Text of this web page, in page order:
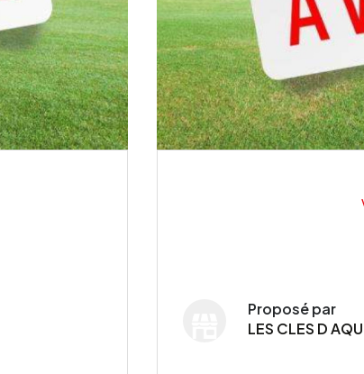
Proposé par
LES CLES D